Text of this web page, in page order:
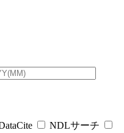
NDLサーチ